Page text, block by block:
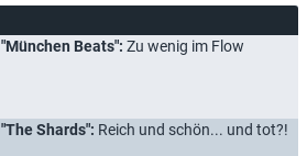
"München Beats": Zu wenig im Flow
"The Shards": Reich und schön... und tot?!